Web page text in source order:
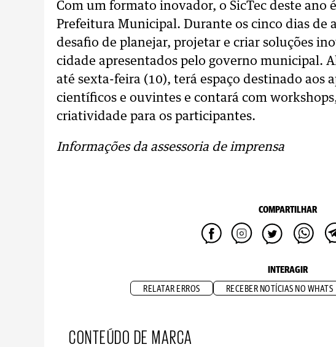
Com um formato inovador, o SicTec deste ano
Prefeitura Municipal. Durante os cinco dias de
desafio de planejar, projetar e criar soluções
cidade apresentados pelo governo municipal.
até sexta-feira (10), terá espaço destinado aos
científicos e ouvintes e contará com
criatividade para os participantes.
Informações da assessoria de imprensa
COMPARTILHAR
INTERAGIR
RELATAR ERROS RECEBER NOTÍCIAS NO WHATS
CONTEÚDO DE MARCA